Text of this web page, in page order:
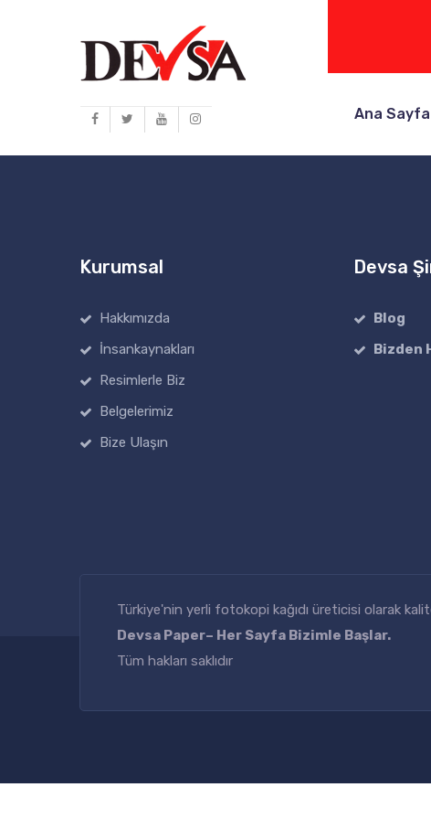
Ana Sayfa
Kurumsal
Hakkımızda
İnsankaynakları
Resimlerle Biz
Belgelerimiz
Bize Ulaşın
Devsa
Blog
Bizden
Türkiye'nin yerli fotokopi kağıdı üreticisi olarak
Devsa Paper– Her Sayfa Bizimle Başlar.
Tüm hakları saklıdır